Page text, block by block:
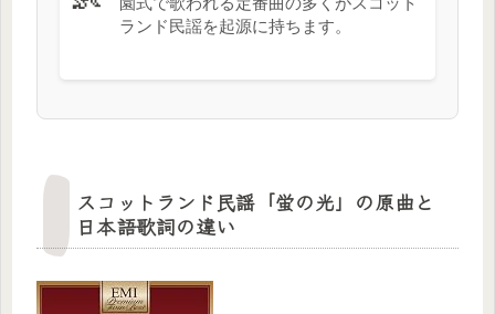
ランド民謡を起源に持ちます。
スコットランド民謡「蛍の光」の原曲と
日本語歌詞の違い